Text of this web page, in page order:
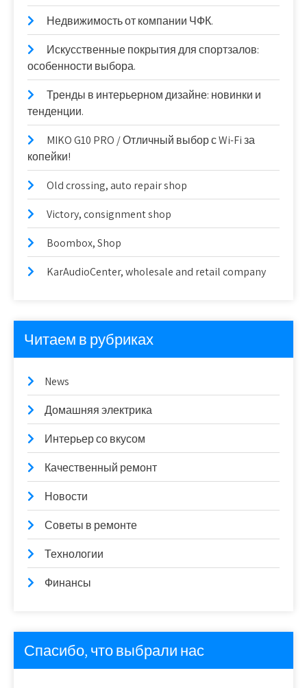
Недвижимость от компании ЧФК.
Искусственные покрытия для спортзалов:
особенности выбора.
Тренды в интерьерном дизайне: новинки и
тенденции.
MIKO G10 PRO / Отличный выбор с Wi-Fi за
копейки!
Old crossing, auto repair shop
Victory, consignment shop
Boombox, Shop
KarAudioCenter, wholesale and retail company
Читаем в рубриках
News
Домашняя электрика
Интерьер со вкусом
Качественный ремонт
Новости
Советы в ремонте
Технологии
Финансы
Спасибо, что выбрали нас